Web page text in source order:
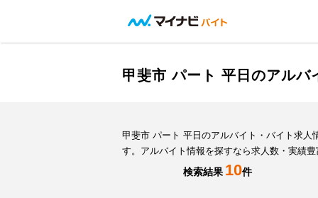
甲斐市 パート 平日のアルバ
甲斐市 パート 平日のアルバイト・バイト求
す。アルバイト情報を探すなら求人数・実績
検索結果 10件